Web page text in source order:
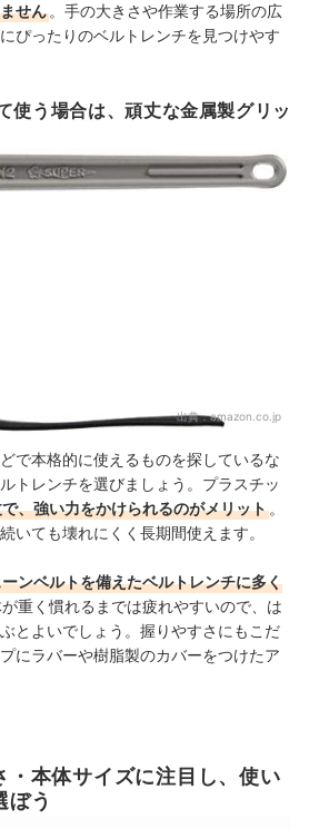
せん 。手の大きさや作業する場所の広
ぴったりのベルトレンチを見つけやす
使う場合は、頑丈な金属製グリッ
出典：amazon.co.jp
で本格的に使えるものを探しているな
トレンチを選びましょう。プラスチッ
、強い力をかけられるのがメリット 。
いても壊れにくく長期間使えます。
ンベルトを備えたベルトレンチに多く
重く慣れるまでは疲れやすいので、は
とよいでしょう。握りやすさにもこだ
にラバーや樹脂製のカバーをつけたア
・本体サイズに注目し、使い
ぼう